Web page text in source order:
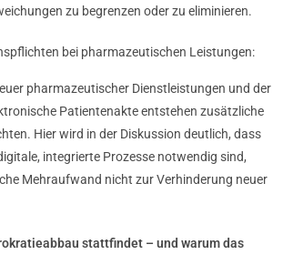
zu begrenzen oder zu eliminieren.
bei pharmazeutischen Leistungen:
pharmazeutischer Dienstleistungen und der
Patientenakte entstehen zusätzliche
Hier wird in der Diskussion deutlich, dass
integrierte Prozesse notwendig sind,
Mehraufwand nicht zur Verhinderung neuer
stattfindet – und warum das